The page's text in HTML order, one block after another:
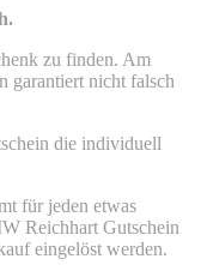
zu finden. Am
garantiert nicht falsch
die individuell
für jeden etwas
Reichhart Gutschein
eingelöst werden.